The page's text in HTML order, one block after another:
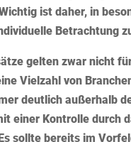
ist daher, in
Betrachtung
gelten zwar nicht
Vielzahl von
deutlich außerhalb
einer Kontrolle durch
sollte bereits im